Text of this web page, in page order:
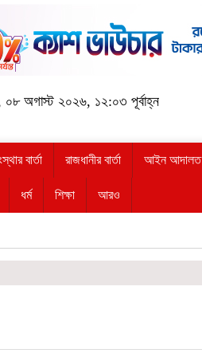
০৮ অগাস্ট ২০২৬, ১২:০৩ পূর্বাহ্ন
বার্তা রাজধানীর বার্তা আইন আদালত
ধর্ম শিক্ষা আরও